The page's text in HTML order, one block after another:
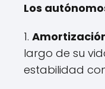
Los
1.
largo de su
estabilidad